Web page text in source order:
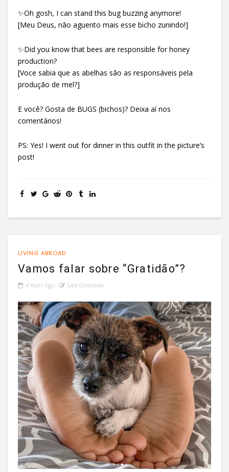
✨Oh gosh, I can stand this bug buzzing anymore!
[Meu Deus, não aguento mais esse bicho zunindo!]
✨Did you know that bees are responsible for honey
production?
[Voce sabia que as abelhas são as responsáveis pela
produção de mel?]
E você? Gosta de BUGS (bichos)? Deixa aí nos
comentários!
PS: Yes! I went out for dinner in this outfit in the picture’s
post!
LIVING ABROAD
Vamos falar sobre “Gratidão”?
4 Years Ago Lais Goncalves